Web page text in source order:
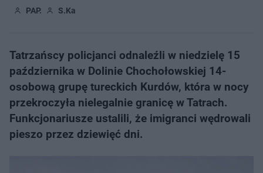
PAP. S.Ka
Tatrzańscy policjanci odnaleźli w niedzielę 15
października w Dolinie Chochołowskiej 14-
osobową grupę tureckich Kurdów, która w nocy
przekroczyła nielegalnie granicę w Tatrach.
Funkcjonariusze ustalili, że imigranci wędrowali
pieszo przez dziewięć dni.